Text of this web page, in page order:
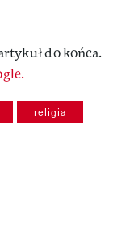
do końca.
religia